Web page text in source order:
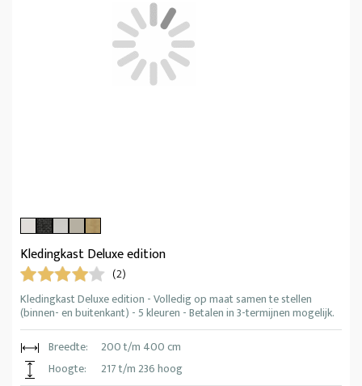
Kledingkast Deluxe edition
(2)
Kledingkast Deluxe edition - Volledig op maat samen te stellen
(binnen- en buitenkant) - 5 kleuren - Betalen in 3-termijnen mogelijk.
Breedte:
200 t/m 400 cm
Hoogte:
217 t/m 236 hoog